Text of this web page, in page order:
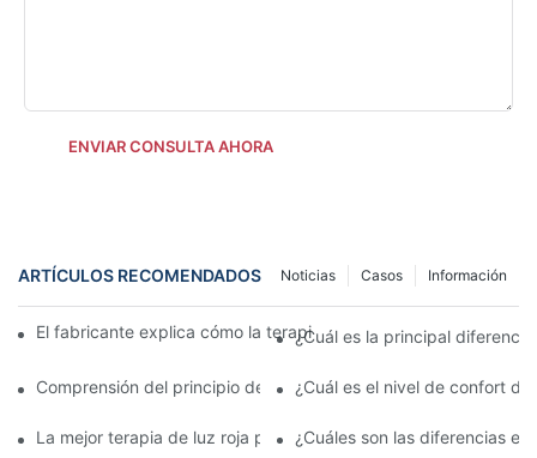
ENVIAR CONSULTA AHORA
ARTÍCULOS RECOMENDADOS Información
Casos
Noticias
El fabricante explica cómo la terapia de luz roja mejora la salud
¿Cuál es la principal
Comprensión del principio de funcionamiento de la luz LED roja
¿Cuál es el nivel de confort
La mejor terapia de luz roja para el rostro frente a los peelings
¿Cuáles son las diferencias